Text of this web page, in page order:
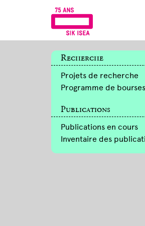
Recherche
Projets de recherche
Programme de bourses
Publications
Publications en cours
Inventaire des